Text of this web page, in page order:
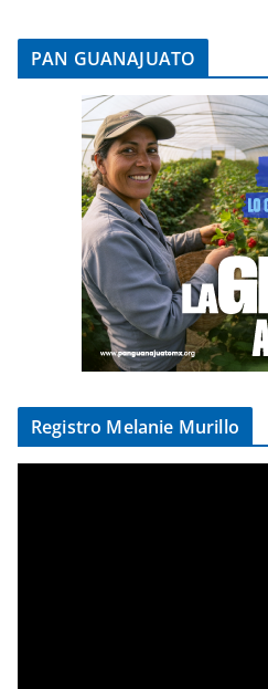
PAN GUANAJUATO
Registro Melanie Murillo